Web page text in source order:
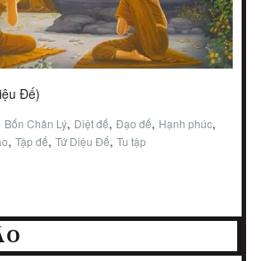
Đế)
Bốn Chân Lý, Diệt đế, Đạo đế, Hạnh phúc,
, Tập đế, Tứ Diệu Đế, Tu tập